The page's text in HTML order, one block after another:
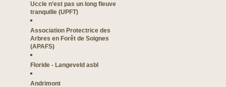
Uccle n’est pas un long fleuve
tranquille (UPFT)
Association Protectrice des
Arbres en Forêt de Soignes
(APAFS)
Floride - Langeveld asbl
Andrimont